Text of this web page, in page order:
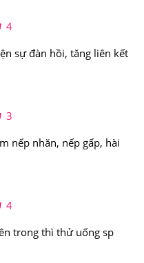
hỗ trợ làm giảm cơn
từ 125 tinh chất quý và
có công dụng giúp
bên trong cơ thể,
4
sự đàn hồi, tăng liên kết
3
nếp nhăn, nếp gấp, hài
4
trong thì thử uống sp